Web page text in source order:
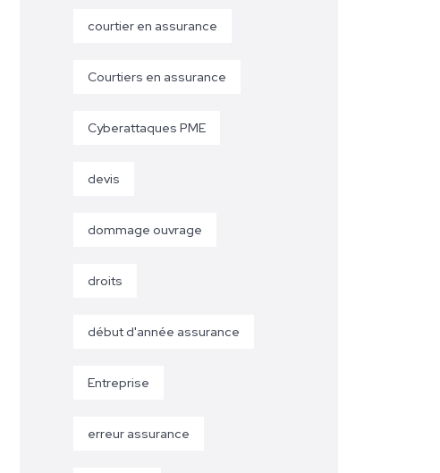
courtier en assurance
Courtiers en assurance
Cyberattaques PME
devis
dommage ouvrage
droits
début d'année assurance
Entreprise
erreur assurance